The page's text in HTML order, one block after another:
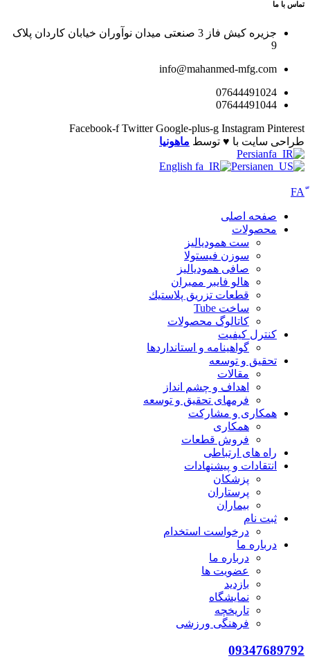
تماس با ما
جزیره کیش فاز 3 صنعتی میدان نوآوران خیابان کاردان پلاک
9
info@mahanmed-mfg.com
07644491024
07644491044
Facebook-f Twitter Google-plus-g Instagram Pinterest
طراحی سایت با ♥️ توسط ماهونیا
Persian
English
Persian
صفحه اصلی
محصولات
ست همودیالیز
سوزن فیستولا
صافی همودیالیز
هالو فایبر ممبران
قطعات تزريق پلاستيك
ساخت Tube
کاتالوگ محصولات
کنترل کیفیت
گواهينامه و استانداردها
تحقيق و توسعه
مقالات
اهداف و چشم انداز
فرمهای تحقیق و توسعه
همکاری و مشارکت
همکاری
فروش قطعات
راه های ارتباطی
انتقادات و پيشنهادات
پزشكان
پرستاران
بيماران
ثبت نام
درخواست استخدام
درباره ما
درباره ما
عضویت ها
بازدید
نمایشگاه
تاريخچه
فرهنگی ورزشی
09347689792